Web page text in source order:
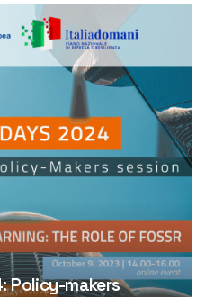
Policy-makers